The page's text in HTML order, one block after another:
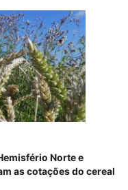
Norte e
as cotações do cereal